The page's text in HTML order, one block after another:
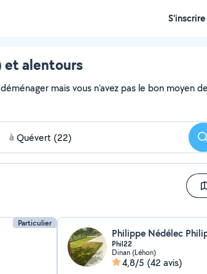
S'inscrire
et alentours
mais vous n'avez pas le bon moyen
à
Particulier
Philippe Nédélec
Phil22
Dinan (Léhon)
4,8/5 (42 avis)